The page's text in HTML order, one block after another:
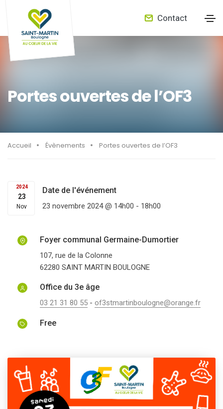
Contact
Portes ouvertes de l’OF3
Accueil Évènements Portes ouvertes de l’OF3
2024
23
Nov
Date de l'événement
23 novembre 2024 @ 14h00 - 18h00
Foyer communal Germaine-Dumortier
107, rue de la Colonne
62280 SAINT MARTIN BOULOGNE
Office du 3e âge
03 21 31 80 55 - of3stmartinboulogne@orange.fr
Free